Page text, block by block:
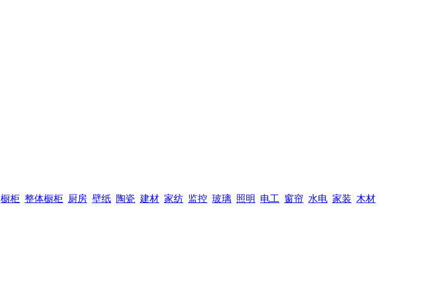
橱柜 整体橱柜 厨房 壁纸 陶瓷 建材 家纺 监控 玻璃 照明 电工 窗帘 水电 家装 木材